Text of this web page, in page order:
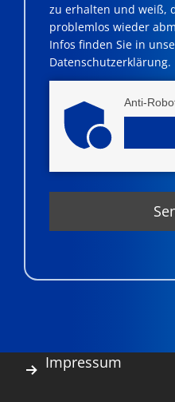
zu erhalten und weiß,
problemlos wieder
Infos finden Sie in
Datenschutzerklärung.
Anti-
Impressum